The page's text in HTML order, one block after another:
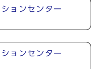
ョンセンター
ョンセンター